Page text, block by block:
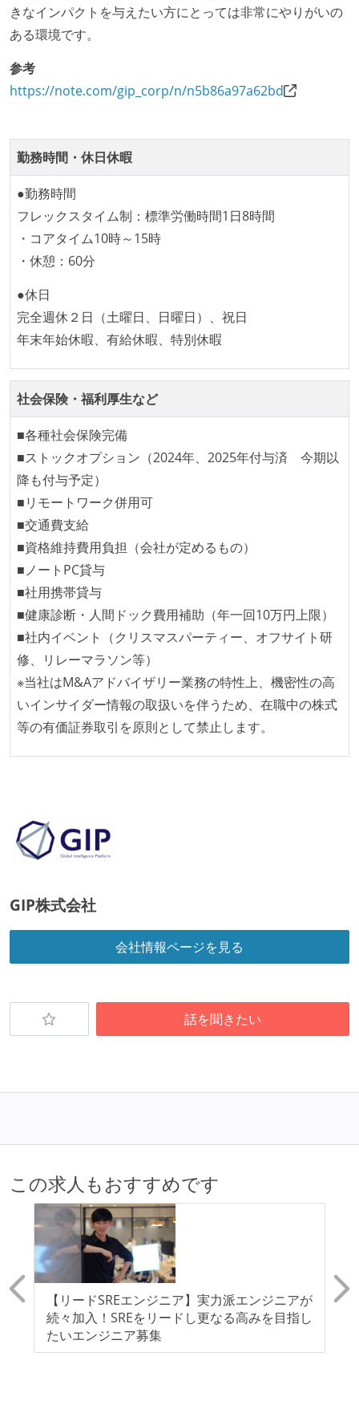
きなインパクトを与えたい方にとっては非常にやりがいの
ある環境です。
参考
https://note.com/gip_corp/n/n5b86a97a62bd
勤務時間・休日休暇
●勤務時間
フレックスタイム制：標準労働時間1日8時間
・コアタイム10時～15時
・休憩：60分
●休日
完全週休２日（土曜日、日曜日）、祝日
年末年始休暇、有給休暇、特別休暇
社会保険・福利厚生など
■各種社会保険完備
■ストックオプション（2024年、2025年付与済 今期以
降も付与予定）
■リモートワーク併用可
■交通費支給
■資格維持費用負担（会社が定めるもの）
■ノートPC貸与
■社用携帯貸与
■健康診断・人間ドック費用補助（年一回10万円上限）
■社内イベント（クリスマスパーティー、オフサイト研
修、リレーマラソン等）
※当社はM&Aアドバイザリー業務の特性上、機密性の高
いインサイダー情報の取扱いを伴うため、在職中の株式
等の有価証券取引を原則として禁止します。
GIP株式会社
会社情報ページを見る
話を聞きたい
この求人もおすすめです
【リードSREエンジニア】実力派エンジニアが
続々加入！SREをリードし更なる高みを目指し
たいエンジニア募集